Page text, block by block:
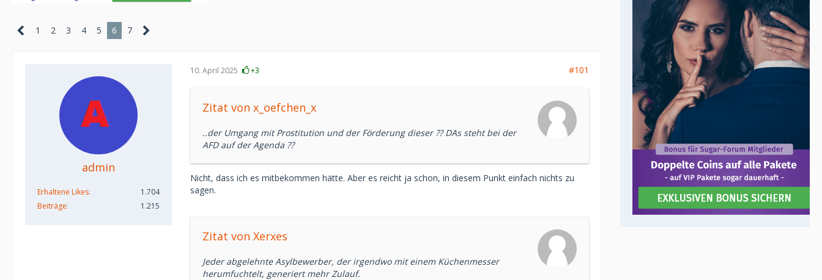
1 2 3 4 5 6 7
admin
Erhaltene Likes
1.704
Beiträge
1.215
10. April 2025 +3 #101
Zitat von x_oefchen_x
..der Umgang mit Prostitution und der Förderung dieser ?? DAs steht bei der
AFD auf der Agenda ??
Nicht, dass ich es mitbekommen hätte. Aber es reicht ja schon, in diesem Punkt einfach nichts zu
sagen.
Zitat von Xerxes
Jeder abgelehnte Asylbewerber, der irgendwo mit einem Küchenmesser
herumfuchtelt, generiert mehr Zulauf.